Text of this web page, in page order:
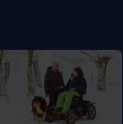
nos clients, en tenant
des prescriptions
Nous nous
engageons à la